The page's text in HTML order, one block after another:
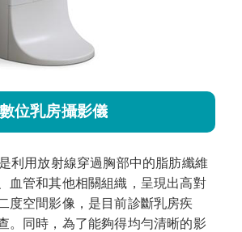
數位乳房攝影儀
利用放射線穿過胸部中的脂肪纖維
血管和其他相關組織，呈現出高對
度空間影像，是目前診斷乳房疾
。同時，為了能夠得均勻清晰的影